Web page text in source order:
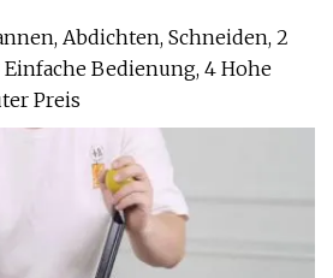
Abdichten, Schneiden, 2
Bedienung, 4 Hohe
Preis